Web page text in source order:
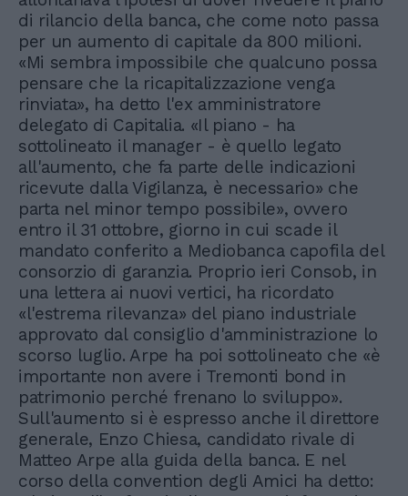
di rilancio della banca, che come noto passa
per un aumento di capitale da 800 milioni.
«Mi sembra impossibile che qualcuno possa
pensare che la ricapitalizzazione venga
rinviata», ha detto l'ex amministratore
delegato di Capitalia. «Il piano - ha
sottolineato il manager - è quello legato
all'aumento, che fa parte delle indicazioni
ricevute dalla Vigilanza, è necessario» che
parta nel minor tempo possibile», ovvero
entro il 31 ottobre, giorno in cui scade il
mandato conferito a Mediobanca capofila del
consorzio di garanzia. Proprio ieri Consob, in
una lettera ai nuovi vertici, ha ricordato
«l'estrema rilevanza» del piano industriale
approvato dal consiglio d'amministrazione lo
scorso luglio. Arpe ha poi sottolineato che «è
importante non avere i Tremonti bond in
patrimonio perché frenano lo sviluppo».
Sull'aumento si è espresso anche il direttore
generale, Enzo Chiesa, candidato rivale di
Matteo Arpe alla guida della banca. E nel
corso della convention degli Amici ha detto: